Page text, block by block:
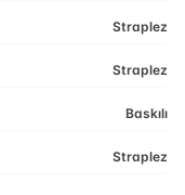
Straplez
Straplez
Baskılı
Straplez